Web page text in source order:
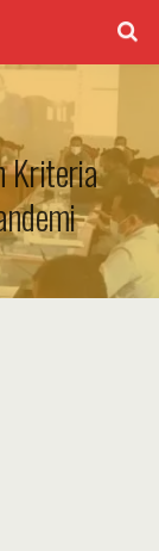
Kriteria